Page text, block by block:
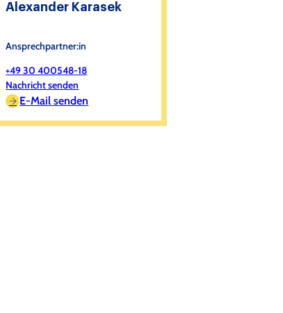
Alexander Karasek
Ansprechpartner:in
+49 30 400548-18
Nachricht senden
E-Mail senden